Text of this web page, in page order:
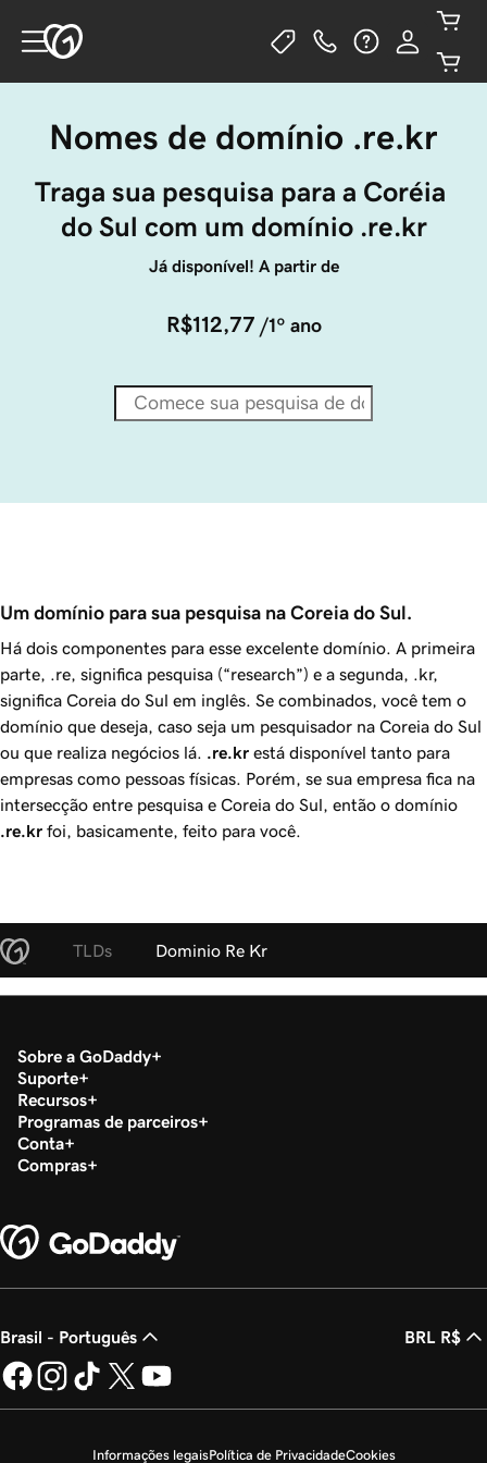
Nomes de domínio .re.kr
Traga sua pesquisa para a Coréia
do Sul com um domínio .re.kr
Já disponível! A partir de
R$112,77 /1º ano
Um domínio para sua pesquisa na Coreia do Sul.
Há dois componentes para esse excelente domínio. A primeira
parte, .re, significa pesquisa (“research”) e a segunda, .kr,
significa Coreia do Sul em inglês. Se combinados, você tem o
domínio que deseja, caso seja um pesquisador na Coreia do Sul
ou que realiza negócios lá.
.re.kr está disponível tanto para
empresas como pessoas físicas. Porém, se sua empresa fica na
intersecção entre pesquisa e Coreia do Sul, então o domínio
.re.kr foi, basicamente, feito para você.
TLDs Dominio Re Kr
Sobre a GoDaddy
Suporte
Recursos
Programas de parceiros
Conta
Compras
Brasil - Português BRL R$
Informações legaisPolítica de PrivacidadeCookies